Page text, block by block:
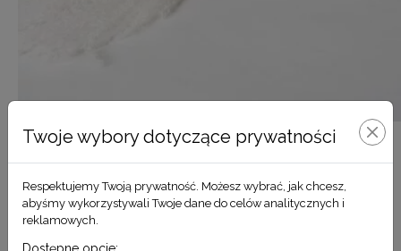
Miskant biały
8,90zł
Twoje wybory dotyczące prywatności
Respektujemy Twoją prywatność. Możesz wybrać, jak chcesz,
abyśmy wykorzystywali Twoje dane do celów analitycznych i
reklamowych.